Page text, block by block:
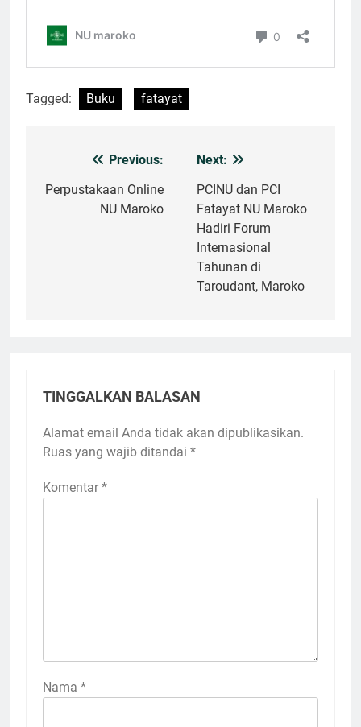
Tagged: Buku fatayat
Navigasi
pos
Previous:
Perpustakaan Online
NU Maroko
Next:
PCINU dan PCI
Fatayat NU Maroko
Hadiri Forum
Internasional
Tahunan di
Taroudant, Maroko
TINGGALKAN BALASAN
Alamat email Anda tidak akan dipublikasikan.
Ruas yang wajib ditandai *
Komentar *
Nama *